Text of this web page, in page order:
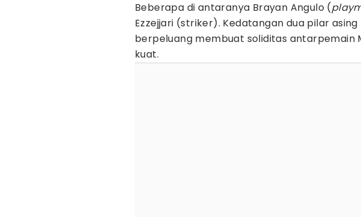
Beberapa di antaranya Brayan Angulo (
Ezzejjari (striker). Kedatangan dua pilar
berpeluang membuat soliditas antarpemain
kuat.